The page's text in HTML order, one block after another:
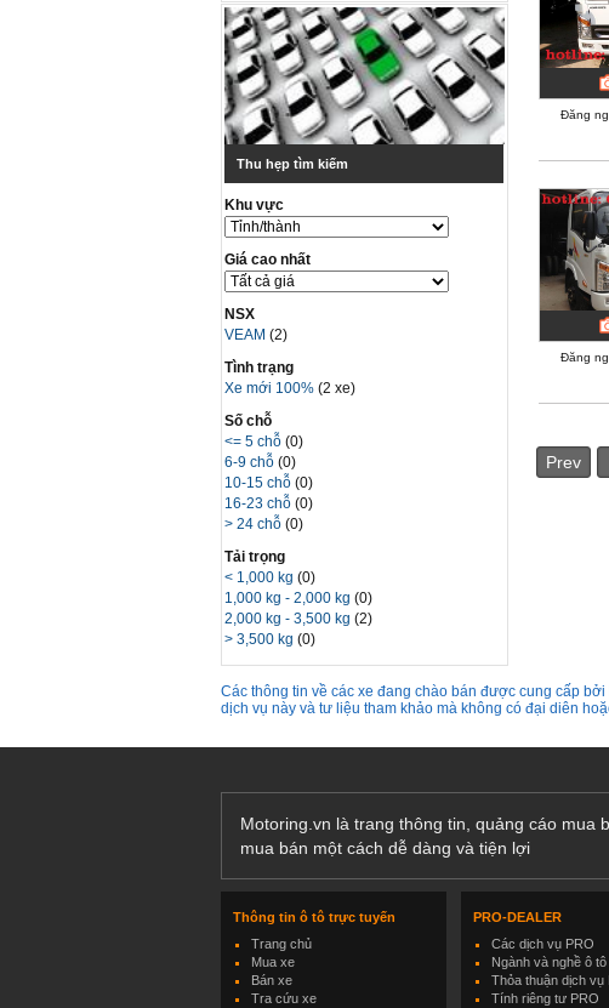
Thu hẹp tìm kiếm
Khu vực
Giá cao nhất
NSX
VEAM(2)
Tình trạng
Xe mới 100% (2 xe)
Số chỗ
<= 5 chỗ(0)
6-9 chỗ(0)
10-15 chỗ(0)
16-23 chỗ(0)
> 24 chỗ(0)
Tải trọng
< 1,000 kg(0)
1,000 kg - 2,000 kg(0)
2,000 kg - 3,500 kg(2)
> 3,500 kg(0)
Đăng
Đăng
Prev
Các thông tin về các xe đang chào bán được cung cấp
dịch vụ này và tư liệu tham khảo mà không có đại diên
Motoring.vn là trang thông tin, quảng cáo
mua bán một cách dễ dàng và tiện lợi
Thông tin ô tô trực tuyến
Trang chủ
Mua xe
Bán xe
Tra cứu xe
PRO-DEALER
Các dịch vụ PRO
Ngành và nghề ô tô
Thỏa thuận dịch vụ
Tính riêng tư PRO